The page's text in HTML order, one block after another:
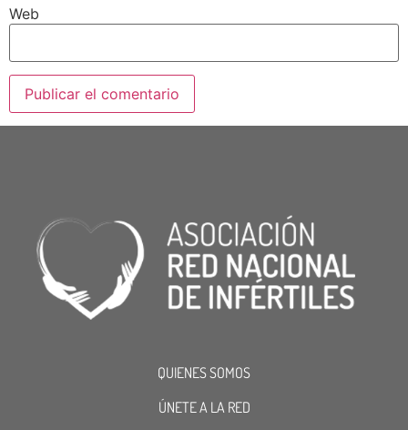
Web
QUIENES SOMOS
ÚNETE A LA RED